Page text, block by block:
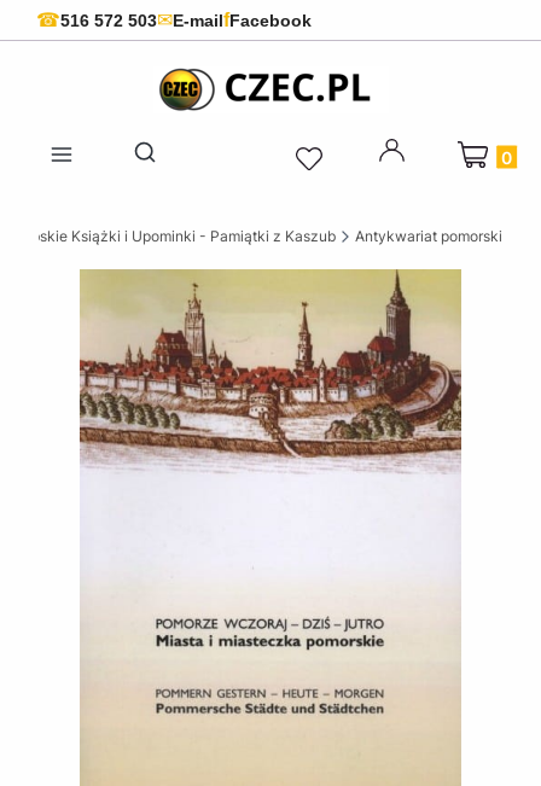
☎516 572 503✉E-mailfFacebook
Otwórz wyszukiwarkę
Produkty
Książki i Upominki - Pamiątki z Kaszub Antykwariat pomorski